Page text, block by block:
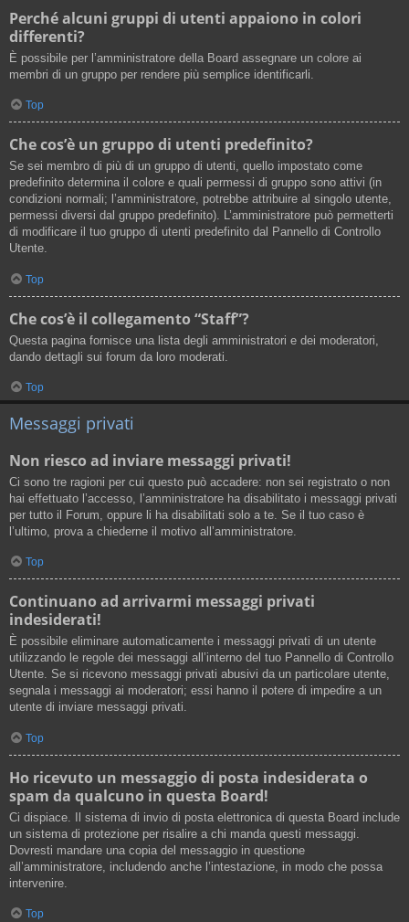
Perché alcuni gruppi di utenti appaiono in colori
differenti?
È possibile per l’amministratore della Board assegnare un colore ai
membri di un gruppo per rendere più semplice identificarli.
Top
Che cos’è un gruppo di utenti predefinito?
Se sei membro di più di un gruppo di utenti, quello impostato come
predefinito determina il colore e quali permessi di gruppo sono attivi (in
condizioni normali; l’amministratore, potrebbe attribuire al singolo utente,
permessi diversi dal gruppo predefinito). L’amministratore può permetterti
di modificare il tuo gruppo di utenti predefinito dal Pannello di Controllo
Utente.
Top
Che cos’è il collegamento “Staff”?
Questa pagina fornisce una lista degli amministratori e dei moderatori,
dando dettagli sui forum da loro moderati.
Top
Messaggi privati
Non riesco ad inviare messaggi privati!
Ci sono tre ragioni per cui questo può accadere: non sei registrato o non
hai effettuato l’accesso, l’amministratore ha disabilitato i messaggi privati
per tutto il Forum, oppure li ha disabilitati solo a te. Se il tuo caso è
l’ultimo, prova a chiederne il motivo all’amministratore.
Top
Continuano ad arrivarmi messaggi privati
indesiderati!
È possibile eliminare automaticamente i messaggi privati ​​di un utente
utilizzando le regole dei messaggi all’interno del tuo Pannello di Controllo
Utente. Se si ricevono messaggi privati ​​abusivi da un particolare utente,
segnala i messaggi ai moderatori; essi hanno il potere di impedire a un
utente di inviare messaggi privati​​.
Top
Ho ricevuto un messaggio di posta indesiderata o
spam da qualcuno in questa Board!
Ci dispiace. Il sistema di invio di posta elettronica di questa Board include
un sistema di protezione per risalire a chi manda questi messaggi.
Dovresti mandare una copia del messaggio in questione
all’amministratore, includendo anche l’intestazione, in modo che possa
intervenire.
Top